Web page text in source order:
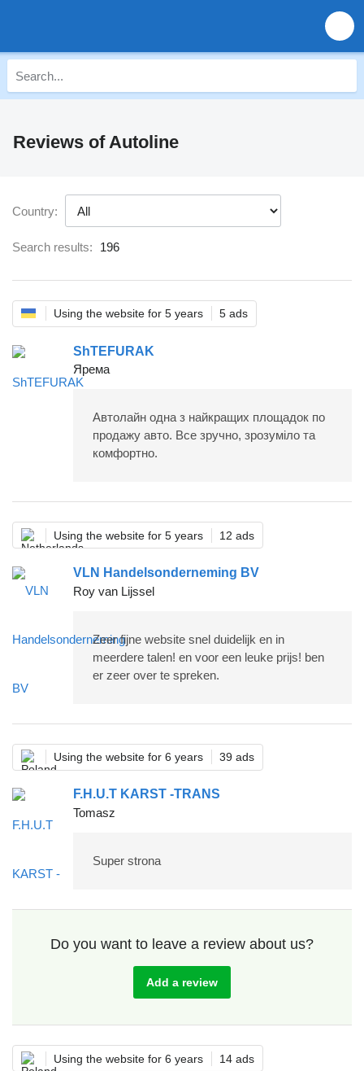
Reviews of Autoline
Country:
Search results: 196
Using the website for 5 years 5 ads
ShTEFURAK
Ярема
Автолайн одна з найкращих площадок по
продажу авто. Все зручно, зрозуміло та
комфортно.
Using the website for 5 years 12 ads
VLN Handelsonderneming BV
Roy van Lijssel
Zeer fijne website snel duidelijk en in
meerdere talen! en voor een leuke prijs! ben
er zeer over te spreken.
Using the website for 6 years 39 ads
F.H.U.T KARST -TRANS
Tomasz
Super strona
Do you want to leave a review about us?
Add a review
Using the website for 6 years 14 ads